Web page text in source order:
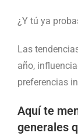
¿Y tú ya
Las
año,
preferencias
Aquí te
generales